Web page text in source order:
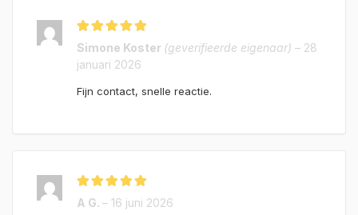
Gewaardeerd
uit 5
Simone Koster (geverifieerde eigenaar) – 28
januari 2026
Fijn contact, snelle reactie.
Gewaardeerd 5
uit 5
A G. – 16 juni 2026